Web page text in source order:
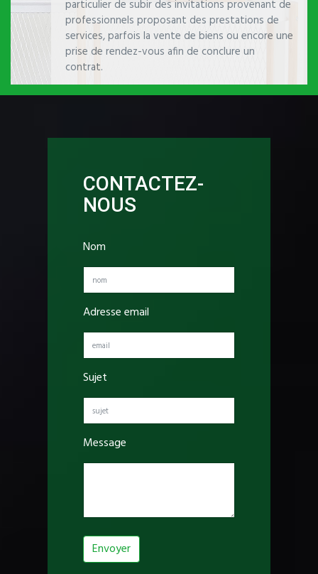
particulier de subir des invitations provenant de
professionnels proposant des prestations de
services, parfois la vente de biens ou encore une
prise de rendez-vous afin de conclure un
contrat.
CONTACTEZ-
NOUS
Nom
Adresse email
Sujet
Message
Envoyer